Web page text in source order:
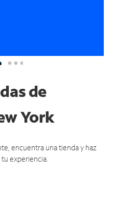
de
York
encuentra una tienda y haz
experiencia.